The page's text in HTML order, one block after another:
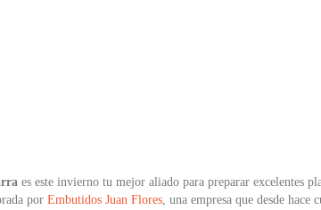
es este invierno tu mejor aliado para preparar excelentes
por Embutidos Juan Flores , una empresa que desde hace